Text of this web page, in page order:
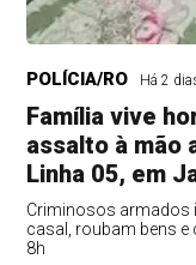
POLÍCIA/RO Há 2
Família vive
assalto à mão
Linha 05, em
Criminosos armados
casal, roubam bens
8h